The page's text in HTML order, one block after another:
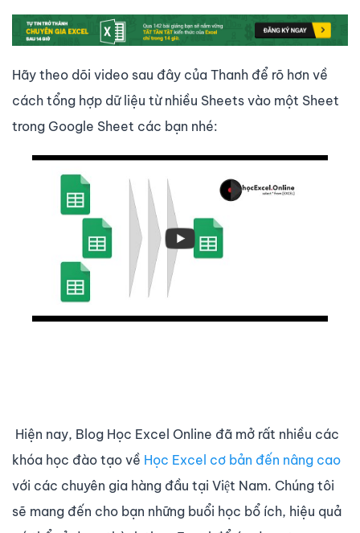
Hãy theo dõi video sau đây của Thanh để rõ hơn về
cách tổng hợp dữ liệu từ nhiều Sheets vào một Sheet
trong Google Sheet các bạn nhé:
Hiện nay, Blog Học Excel Online đã mở rất nhiều các
khóa học đào tạo về Học Excel cơ bản đến nâng cao
với các chuyên gia hàng đầu tại Việt Nam. Chúng tôi
sẽ mang đến cho bạn những buổi học bổ ích, hiệu quả